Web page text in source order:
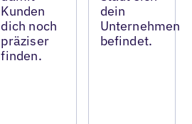
Kunden
dich noch
präziser
finden.
dein
Unternehmen
befindet.